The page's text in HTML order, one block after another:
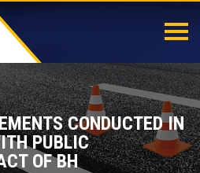
CONDUCTED IN
PUBLIC
OF BH